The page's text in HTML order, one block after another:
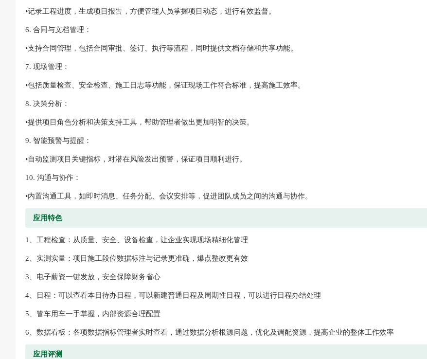
•记录工程进度，生成项目报告，方便管理人员掌握项目动态，进行有效监督。
6. 合同与文档管理：
•支持合同管理，包括合同审批、签订、执行等流程，同时提供文档存储和共享功能。
7. 现场管理：
•包括质量检查、安全检查、施工日志等功能，保证现场工作符合标准，提高施工效率。
8. 决策分析：
•提供项目角色分析和决策支持工具，帮助管理者做出更加明智的决策。
9. 智能预警与提醒：
•自动监测项目关键指标，对潜在风险发出预警，保证项目顺利进行。
10. 沟通与协作：
•内置沟通工具，如即时消息、任务分配、会议安排等，促进团队成员之间的沟通与协作。
应用特色
1、工程检查：从质量、安全、设备检查，让企业实现现场精细化管理
2、实测实量：项目施工段位数据标注与记录更准确，爆点整改更有效
3、电子薪资一键发放，安全保障财务省心
4、日程：可以查看本日待办日程，可以新建普通日程及周期性日程，可以进行日程办结处理
5、管车用车一手掌握，内部资源合理配置
6、数据看板：各项数据指标管理者实时查看，通过数据分析根源问题，优化及调配资源，提高企业的整体工作效率
应用评测